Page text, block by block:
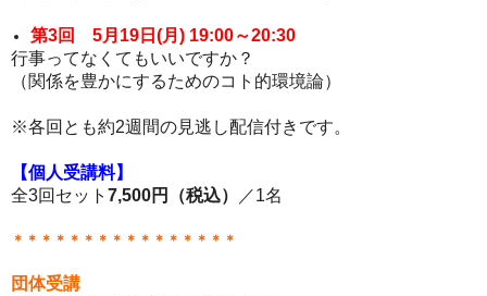
第3回 5月19日(月) 19:00～20:30
行事ってなくてもいいですか？
（関係を豊かにするためのコト的環境論）
※各回とも約2週間の見逃し配信付きです。
【個人受講料】
全3回セット 7,500円（税込） ／1名
＊＊＊＊＊＊＊＊＊＊＊＊＊＊＊＊
団体受講